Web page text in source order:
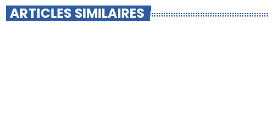
ARTICLES SIMILAIRES